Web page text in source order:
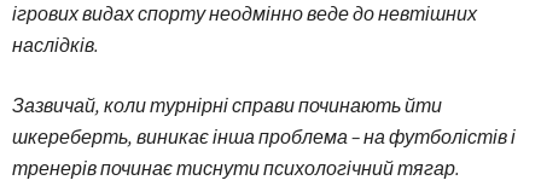
ігрових видах спорту неодмінно веде до невтішних
наслідків.
Зазвичай, коли турнірні справи починають йти
шкереберть, виникає інша проблема – на футболістів і
тренерів починає тиснути психологічний тягар.